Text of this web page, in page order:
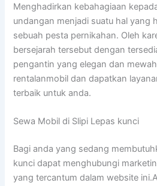
Menghadirkan kebahagiaan
undangan menjadi suatu hal yang
sebuah pesta pernikahan. Oleh
bersejarah tersebut dengan
pengantin yang elegan dan
rentalanmobil dan dapatkan
terbaik untuk anda.
Sewa Mobil di Slipi Lepas kunci
Bagi anda yang sedang
kunci dapat menghubungi
yang tercantum dalam website